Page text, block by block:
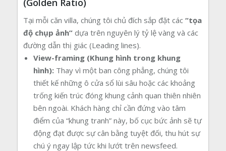
(Golden Ratio)
Tại mỗi căn villa, chúng tôi chủ đích sắp đặt các “tọa
độ chụp ảnh” dựa trên nguyên lý tỷ lệ vàng và các
đường dẫn thị giác (Leading lines).
View-framing (Khung hình trong khung
hình): Thay vì một ban công phẳng, chúng tôi
thiết kế những ô cửa sổ lùi sâu hoặc các khoảng
trống kiến trúc đóng khung cảnh quan thiên nhiên
bên ngoài. Khách hàng chỉ cần đứng vào tâm
điểm của “khung tranh” này, bố cục bức ảnh sẽ tự
động đạt được sự cân bằng tuyệt đối, thu hút sự
chú ý ngay lập tức khi lướt trên newsfeed.